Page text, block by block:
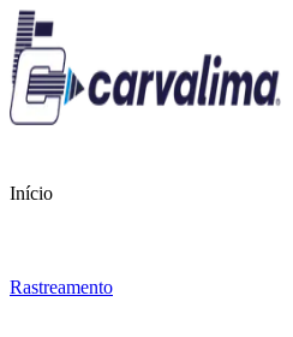
Início
Rastreamento